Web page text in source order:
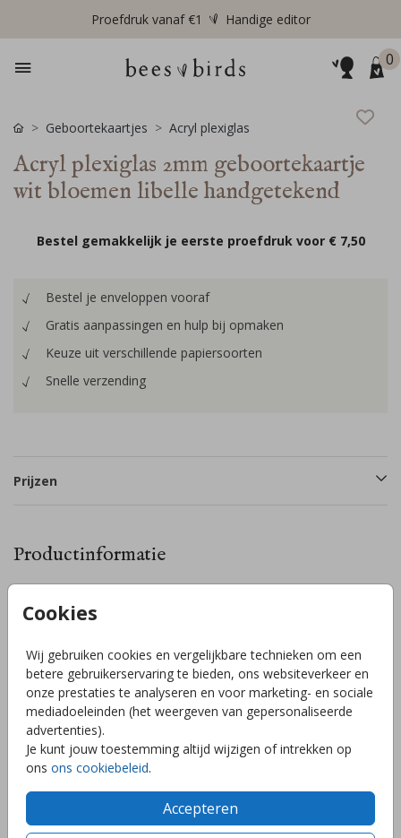
Proefdruk vanaf €1 Handige editor
0
Cookies
Wij gebruiken cookies en vergelijkbare technieken om een
betere gebruikerservaring te bieden, ons websiteverkeer en
onze prestaties te analyseren en voor marketing- en sociale
mediadoeleinden (het weergeven van gepersonaliseerde
advertenties).
Je kunt jouw toestemming altijd wijzigen of intrekken op
ons ons cookiebeleid.
Accepteren
Geboortekaartjes Acryl plexiglas
Acryl plexiglas 2mm geboortekaartje
wit bloemen libelle handgetekend
Bestel gemakkelijk je eerste proefdruk voor € 7,50
Bestel je enveloppen vooraf
Gratis aanpassingen en hulp bij opmaken
Keuze uit verschillende papiersoorten
Snelle verzending
Prijzen
Productinformatie
Omschrijving
(acryl) en is 2mm dik en heeft een afmeting van 11x17cm.
Doordat het kaartje transparant is, kun je alleen 1 kant van
het kaartje bedrukken. Dit kaartje staat nu in geheel in wit,
maar je kunt gemakkelijk een kleur toevoegen!
Achtergrondkleur is niet aan te raden.
Toon meer
Collectie